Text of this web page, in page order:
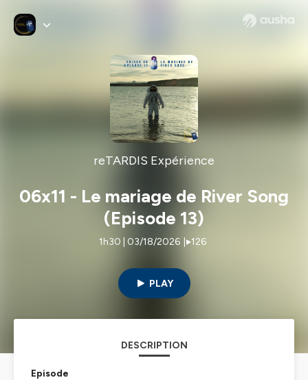
reTARDIS Expérience
06x11 - Le mariage de River Song
(Episode 13)
1h30 | 03/18/2026 126
PLAY
DESCRIPTION
Episode